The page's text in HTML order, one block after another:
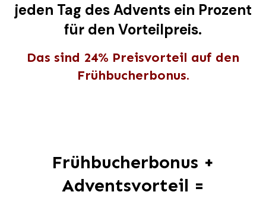
jeden Tag des Advents ein Prozent
für den Vorteilpreis.
Das sind 24% Preisvorteil auf den
Frühbucherbonus.
Frühbucherbonus +
Adventsvorteil =